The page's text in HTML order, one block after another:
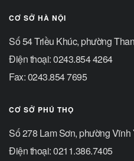
CƠ SỞ HÀ NỘI
Số 54 Triều Khúc, phường
Điện thoại: 0243.854 4264
Fax: 0243.854 7695
CƠ SỞ PHÚ THỌ
Số 278 Lam Sơn, phường Vĩnh
Điện thoại: 0211.386.7405